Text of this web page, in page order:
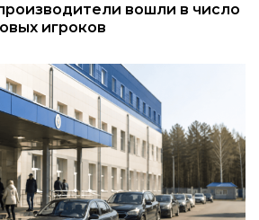
вошли в число
игроков